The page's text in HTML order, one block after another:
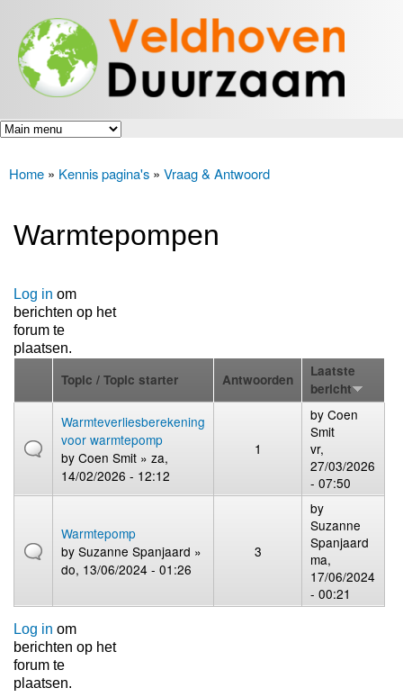
en naar
de inhoud
gaan
Veldhoven
Duurzaam
Energiek
naar de
toekomst
U bent hier
Home » Kennis pagina's » Vraag & Antwoord
Warmtepompen
Log in om
berichten op het
forum te
plaatsen.
Topic / Topic starter Antwoorden
Laatste
bericht
Warmteverliesberekening
voor warmtepomp
by Coen Smit » za,
14/02/2026 - 12:12
1
by Coen
Smit
vr,
27/03/2026
- 07:50
Warmtepomp
by Suzanne Spanjaard »
do, 13/06/2024 - 01:26
3
by
Suzanne
Spanjaard
ma,
17/06/2024
- 00:21
Log in om
berichten op het
forum te
plaatsen.